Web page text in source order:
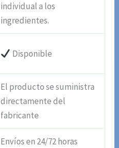
individual a los
ingredientes.
Disponible
El producto se suministra
directamente del
fabricante
Envíos en 24/72 horas